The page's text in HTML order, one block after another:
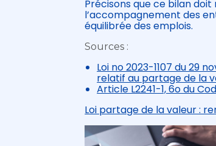
Précisons que ce bilan
l’accompagnement des
équilibrée des emplois.
Sources :
Loi no 2023-1107 du 29
relatif au partage de la
Article L2241-1, 6o du
Loi partage de la valeur :